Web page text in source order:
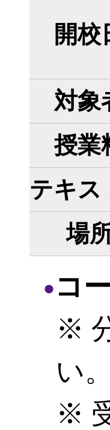
開校
対象
授業
テキス
場
コ
※
い。
※